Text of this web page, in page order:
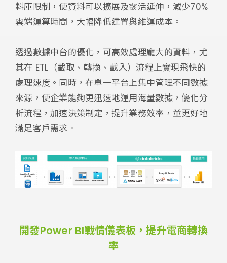
料庫限制，使資料可以擴展及靈活延伸，減少70%
雲端運算時間，大幅降低建置與維運成本。
透過數據中台的優化，可高效處理龐大的資料，尤
其在 ETL（截取、轉換、載入）流程上實現飛快的
處理速度。同時，在單一平台上集中管理不同數據
來源，使企業能夠更迅速地運用海量數據，優化分
析流程，加速決策制定，提升業務效率，並更好地
滿足客戶需求。
開發Power BI戰情儀表板，提升電商轉換
率